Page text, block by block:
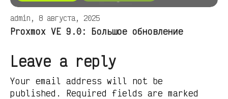
admin, 8 августа, 2025
Proxmox VE 9.0: Большое обновление
Leave a reply
Your email address will not be
published. Required fields are marked